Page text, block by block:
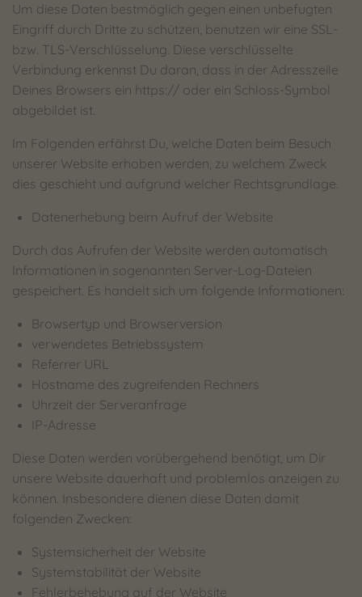
Um diese Daten bestmöglich gegen einen unbefugten
Eingriff durch Dritte zu schützen, benutzen wir eine SSL-
bzw. TLS-Verschlüsselung. Diese verschlüsselte
Verbindung erkennst Du daran, dass in der Adresszeile
Deines Browsers ein https:// oder ein Schloss-Symbol
abgebildet ist.
Im Folgenden erfährst Du, welche Daten beim Besuch
unserer Website erhoben werden, zu welchem Zweck
dies geschieht und aufgrund welcher Rechtsgrundlage.
Datenerhebung beim Aufruf der Website
Durch das Aufrufen der Website werden automatisch
Informationen in sogenannten Server-Log-Dateien
gespeichert. Es handelt sich um folgende Informationen:
Browsertyp und Browserversion
verwendetes Betriebssystem
Referrer URL
Hostname des zugreifenden Rechners
Uhrzeit der Serveranfrage
IP-Adresse
Diese Daten werden vorübergehend benötigt, um Dir
unsere Website dauerhaft und problemlos anzeigen zu
können. Insbesondere dienen diese Daten damit
folgenden Zwecken:
Systemsicherheit der Website
Systemstabilität der Website
Fehlerbehebung auf der Website